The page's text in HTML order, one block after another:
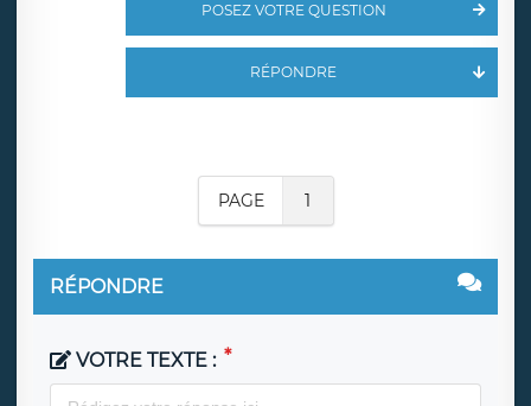
POSEZ VOTRE QUESTION
RÉPONDRE
PAGE 1
RÉPONDRE
VOTRE TEXTE :